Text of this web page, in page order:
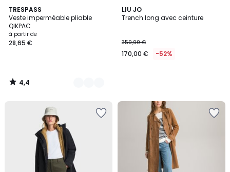
TRESPASS
Veste imperméable pliable
QIKPAC
à partir de
28,65 €
4,4
/ 5
5
Couleurs
4,4
/
LIU JO
Trench long avec ceinture
359,90 €
170,00 € -52%